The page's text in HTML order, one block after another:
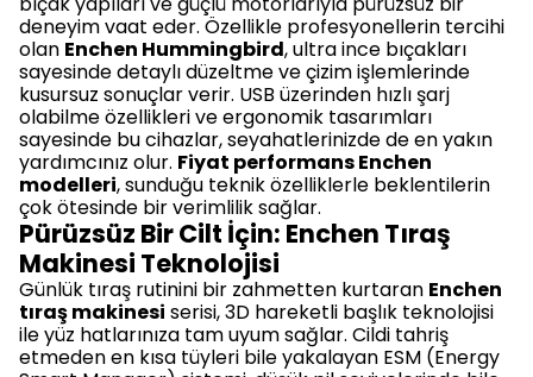
deneyim vaat eder. Özellikle profesyonellerin tercihi
olan Enchen Hummingbird, ultra ince bıçakları
sayesinde detaylı düzeltme ve çizim işlemlerinde
kusursuz sonuçlar verir. USB üzerinden hızlı şarj
olabilme özellikleri ve ergonomik tasarımları
sayesinde bu cihazlar, seyahatlerinizde de en yakın
yardımcınız olur. Fiyat performans Enchen
modelleri, sunduğu teknik özelliklerle beklentilerin
çok ötesinde bir verimlilik sağlar.
Pürüzsüz Bir Cilt İçin: Enchen Tıraş
Makinesi Teknolojisi
Günlük tıraş rutinini bir zahmetten kurtaran Enchen
tıraş makinesi serisi, 3D hareketli başlık teknolojisi
ile yüz hatlarınıza tam uyum sağlar. Cildi tahriş
etmeden en kısa tüyleri bile yakalayan ESM (Energy